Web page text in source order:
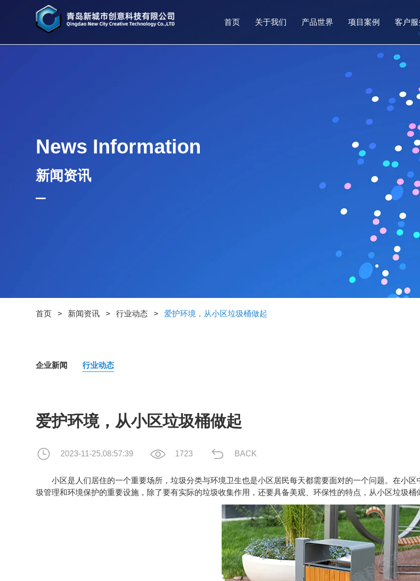
首页 关于我们 产品世界 项目案例 客户服
News Information
新闻资讯
首页 > 新闻资讯 > 行业动态 > 爱护环境，从小区垃圾桶做起
企业新闻 行业动态
爱护环境，从小区垃圾桶做起
2023-11-25,08:57:39 1723 BACK
小区是人们居住的一个重要场所，垃圾分类与环境卫生也是小区居民每天都需要面对的一个问题。在小区
圾管理和环境保护的重要设施，除了要有实际的垃圾收集作用，还要具备美观、环保性的特点，从小区垃圾桶